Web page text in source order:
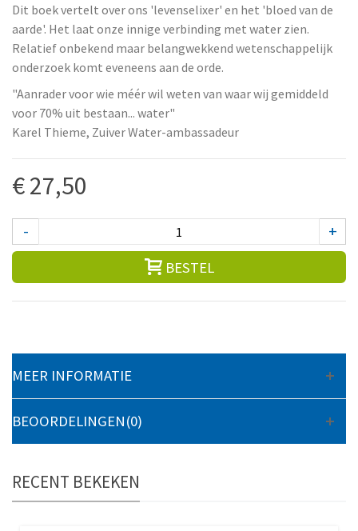
Dit boek vertelt over ons 'levenselixer' en het 'bloed van de
aarde'. Het laat onze innige verbinding met water zien.
Relatief onbekend maar belangwekkend wetenschappelijk
onderzoek komt eveneens aan de orde.
"Aanrader voor wie méér wil weten van waar wij gemiddeld
voor 70% uit bestaan... water"
Karel Thieme, Zuiver Water-ambassadeur
€ 27,50
- +
BESTEL
MEER INFORMATIE
BEOORDELINGEN(0)
RECENT BEKEKEN